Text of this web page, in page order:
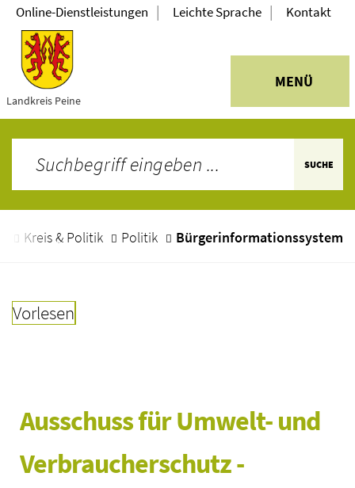
Landkreis Peine
MENÜ
Online-Dienstleistungen | Leichte Sprache | Kontakt
SUCHE
Kreis & Politik Politik Bürgerinformationssystem
Vorlesen
Ausschuss für Umwelt- und
Verbraucherschutz -